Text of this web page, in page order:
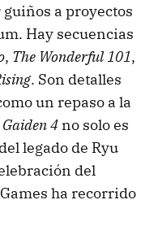
a proyectos
Hay secuencias
, The Wonderful 101,
. Son detalles
un repaso a la
4 no solo es
legado de Ryu
del
ha recorrido